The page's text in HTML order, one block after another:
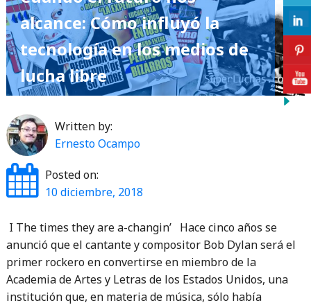
alcance: Cómo influyó la
tecnología en los medios de
lucha libre
Written by:
Ernesto Ocampo
Posted on:
10 diciembre, 2018
I The times they are a-changin’ Hace cinco años se
anunció que el cantante y compositor Bob Dylan será el
primer rockero en convertirse en miembro de la
Academia de Artes y Letras de los Estados Unidos, una
institución que, en materia de música, sólo había